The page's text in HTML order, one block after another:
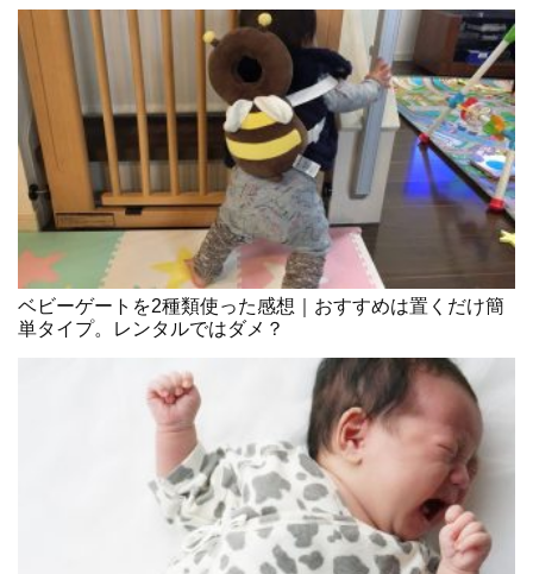
ベビーゲートを2種類使った感想｜おすすめは置くだけ簡
単タイプ。レンタルではダメ？